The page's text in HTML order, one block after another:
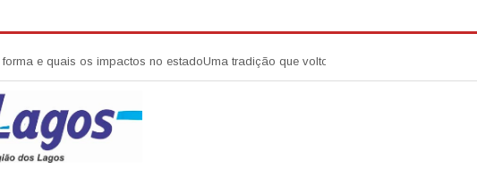
os impactos no estadoUma tradição que voltou a reunir a comunidade campobelense